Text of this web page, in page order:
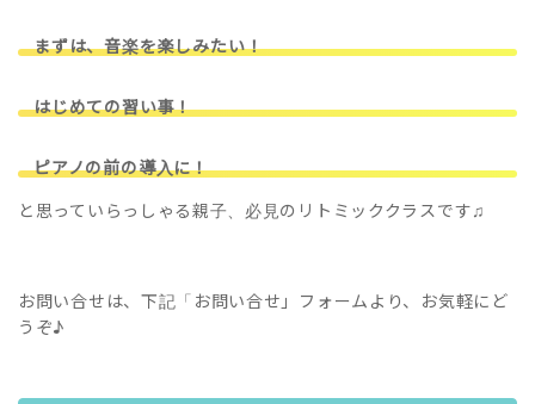
まずは、音楽を楽しみたい！
はじめての習い事！
ピアノの前の導入に！
と思っていらっしゃる親子、必見のリトミッククラスです♫
お問い合せは、下記「お問い合せ」フォームより、お気軽にど
うぞ♪